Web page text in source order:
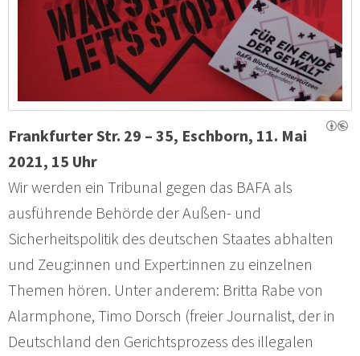
Frankfurter Str. 29 – 35, Eschborn, 11. Mai
2021, 15 Uhr
Wir werden ein Tribunal gegen das BAFA als
ausführende Behörde der Außen- und
Sicherheitspolitik des deutschen Staates abhalten
und Zeug:innen und Expert:innen zu einzelnen
Themen hören. Unter anderem: Britta Rabe von
Alarmphone, Timo Dorsch (freier Journalist, der in
Deutschland den Gerichtsprozess des illegalen